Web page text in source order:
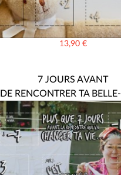
13,90 €
7 JOURS AVANT
DE RENCONTRER TA